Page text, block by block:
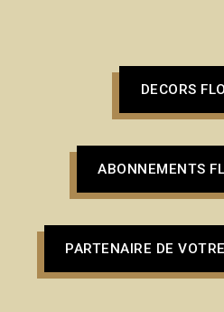
DECORS
ABONNEMENTS
PARTENAIRE DE